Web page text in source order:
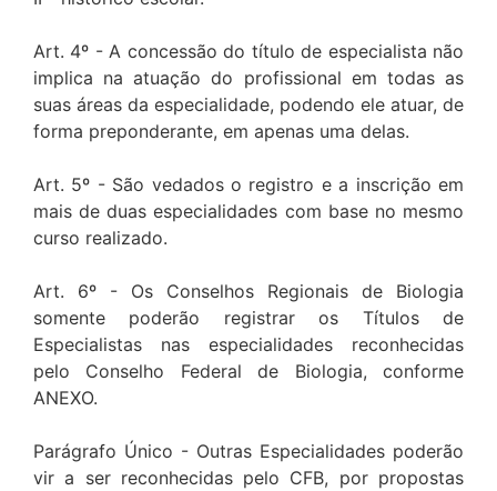
Art. 4º - A concessão do título de especialista não
implica na atuação do profissional em todas as
suas áreas da especialidade, podendo ele atuar, de
forma preponderante, em apenas uma delas.
Art. 5º - São vedados o registro e a inscrição em
mais de duas especialidades com base no mesmo
curso realizado.
Art. 6º - Os Conselhos Regionais de Biologia
somente poderão registrar os Títulos de
Especialistas nas especialidades reconhecidas
pelo Conselho Federal de Biologia, conforme
ANEXO.
Parágrafo Único - Outras Especialidades poderão
vir a ser reconhecidas pelo CFB, por propostas